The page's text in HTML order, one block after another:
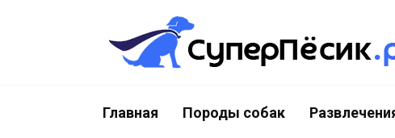
Главная Породы собак